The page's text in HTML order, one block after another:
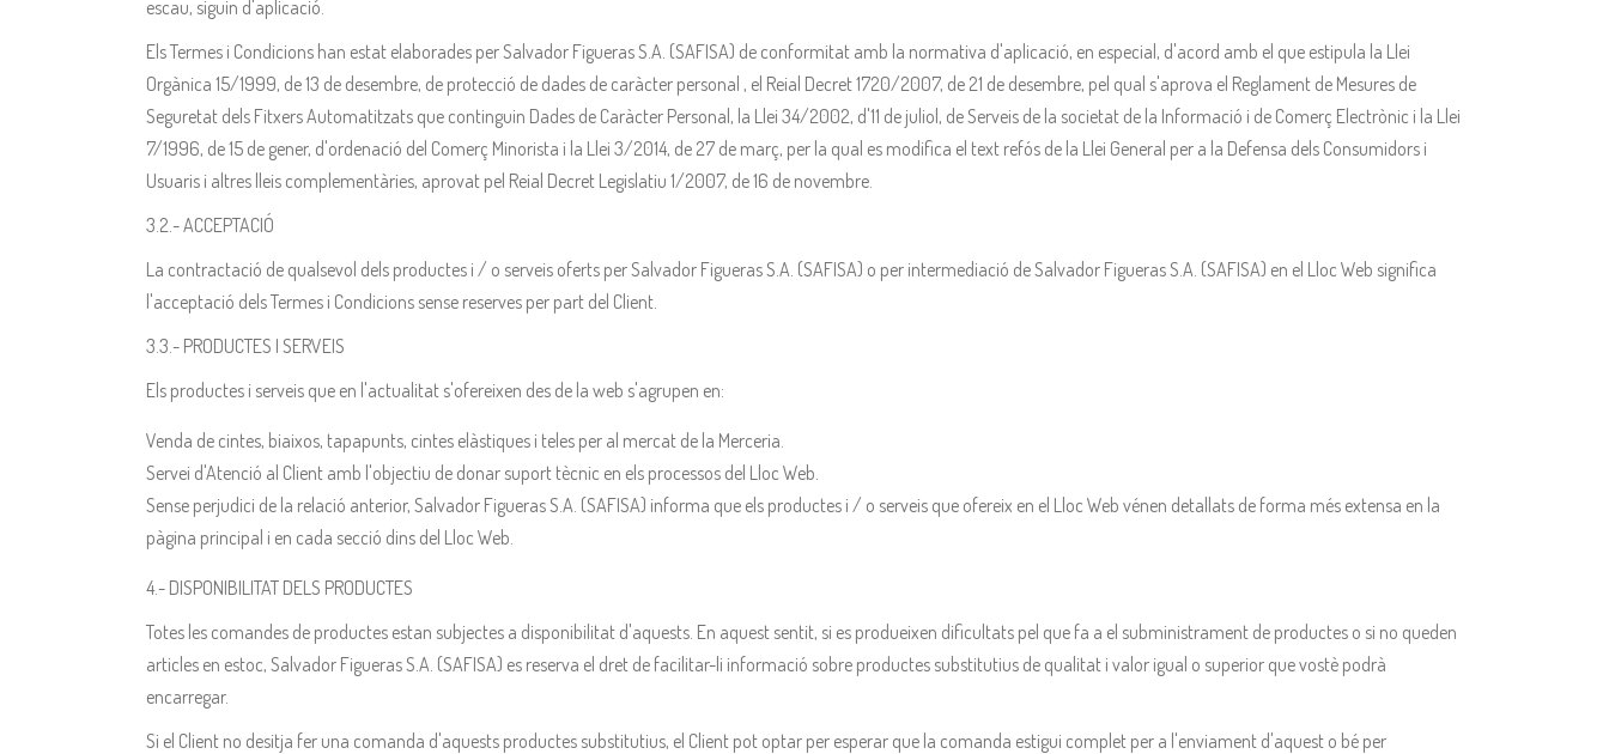
escau, siguin d'aplicació.
Els Termes i Condicions han estat elaborades per Salvador Figueras S.A. (SAFISA) de conformitat amb la normativa d'aplicació, en especial, d'acord amb el que estipula la Llei
Orgànica 15/1999, de 13 de desembre, de protecció de dades de caràcter personal , el Reial Decret 1720/2007, de 21 de desembre, pel qual s'aprova el Reglament de Mesures de
Seguretat dels Fitxers Automatitzats que continguin Dades de Caràcter Personal, la Llei 34/2002, d'11 de juliol, de Serveis de la societat de la Informació i de Comerç Electrònic i la Llei
7/1996, de 15 de gener, d'ordenació del Comerç Minorista i la Llei 3/2014, de 27 de març, per la qual es modifica el text refós de la Llei General per a la Defensa dels Consumidors i
Usuaris i altres lleis complementàries, aprovat pel Reial Decret Legislatiu 1/2007, de 16 de novembre.
3.2.- ACCEPTACIÓ
La contractació de qualsevol dels productes i / o serveis oferts per Salvador Figueras S.A. (SAFISA) o per intermediació de Salvador Figueras S.A. (SAFISA) en el Lloc Web significa
l'acceptació dels Termes i Condicions sense reserves per part del Client.
3.3.- PRODUCTES I SERVEIS
Els productes i serveis que en l'actualitat s'ofereixen des de la web s'agrupen en:
Venda de cintes, biaixos, tapapunts, cintes elàstiques i teles per al mercat de la Merceria.
Servei d'Atenció al Client amb l'objectiu de donar suport tècnic en els processos del Lloc Web.
Sense perjudici de la relació anterior, Salvador Figueras S.A. (SAFISA) informa que els productes i / o serveis que ofereix en el Lloc Web vénen detallats de forma més extensa en la
pàgina principal i en cada secció dins del Lloc Web.
4.- DISPONIBILITAT DELS PRODUCTES
Totes les comandes de productes estan subjectes a disponibilitat d'aquests. En aquest sentit, si es produeixen dificultats pel que fa a el subministrament de productes o si no queden
articles en estoc, Salvador Figueras S.A. (SAFISA) es reserva el dret de facilitar-li informació sobre productes substitutius de qualitat i valor igual o superior que vostè podrà
encarregar.
Si el Client no desitja fer una comanda d'aquests productes substitutius, el Client pot optar per esperar que la comanda estigui complet per a l'enviament d'aquest o bé per